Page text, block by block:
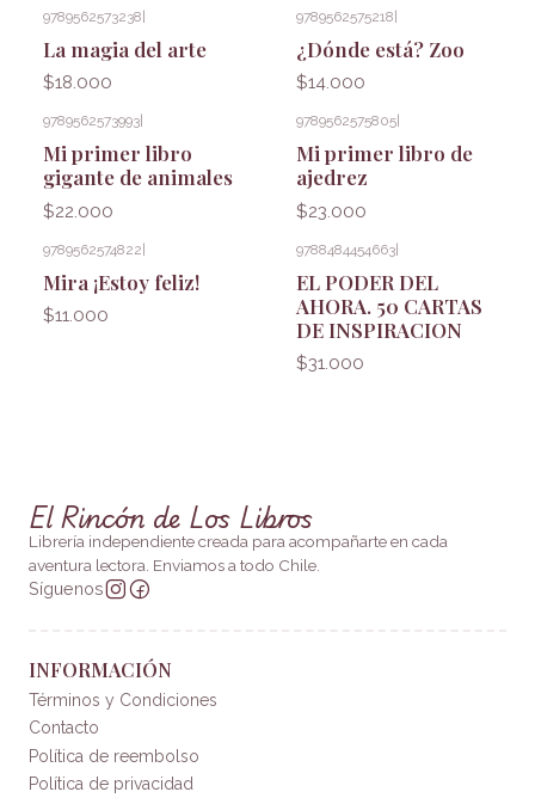
9789562573238|
La magia del arte
$18.000
9789562575218|
¿Dónde está? Zoo
$14.000
9789562573993
Mi primer libro
gigante de animales
$22.000
9789562575805
Mi primer libro de
ajedrez
$23.000
9789562574822|
Mira ¡Estoy feliz!
$11.000
9788484454663|
EL PODER DEL
AHORA. 50 CARTAS
DE INSPIRACION
$31.000
El Rincón de Los Libros
Librería independiente creada para acompañarte en cada
aventura lectora. Enviamos a todo Chile.
Síguenos
INFORMACIÓN
Términos y Condiciones
Contacto
Política de reembolso
Política de privacidad